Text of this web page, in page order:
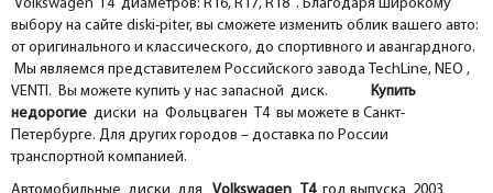
Volkswagen T4 диаметров: R16, R17, R18 . Благодаря широкому
выбору на сайте diski-piter, вы сможете изменить облик вашего авто:
от оригинального и классического, до спортивного и авангардного.
Мы являемся представителем Российского завода TechLine, NEO ,
VENTI. Вы можете купить у нас запасной диск. Купить
недорогие диски на Фольцваген T4 вы можете в Санкт-
Петербурге. Для других городов – доставка по России
транспортной компанией.